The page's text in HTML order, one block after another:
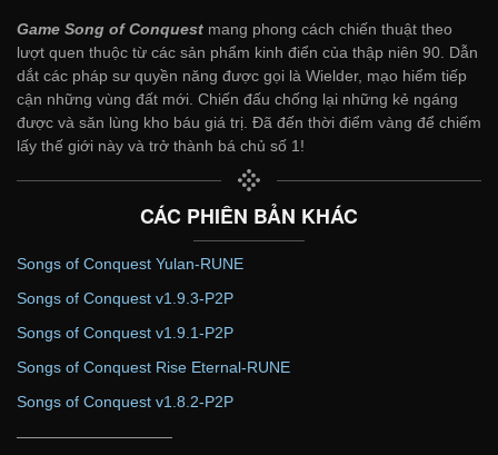
Game Song of Conquest mang phong cách chiến thuật theo
lượt quen thuộc từ các sản phẩm kinh điển của thập niên 90. Dẫn
dắt các pháp sư quyền năng được gọi là Wielder, mạo hiểm tiếp
cận những vùng đất mới. Chiến đấu chống lại những kẻ ngáng
được và săn lùng kho báu giá trị. Đã đến thời điểm vàng để chiếm
lấy thế giới này và trở thành bá chủ số 1!
CÁC PHIÊN BẢN KHÁC
Songs of Conquest Yulan-RUNE
Songs of Conquest v1.9.3-P2P
Songs of Conquest v1.9.1-P2P
Songs of Conquest Rise Eternal-RUNE
Songs of Conquest v1.8.2-P2P
——————————